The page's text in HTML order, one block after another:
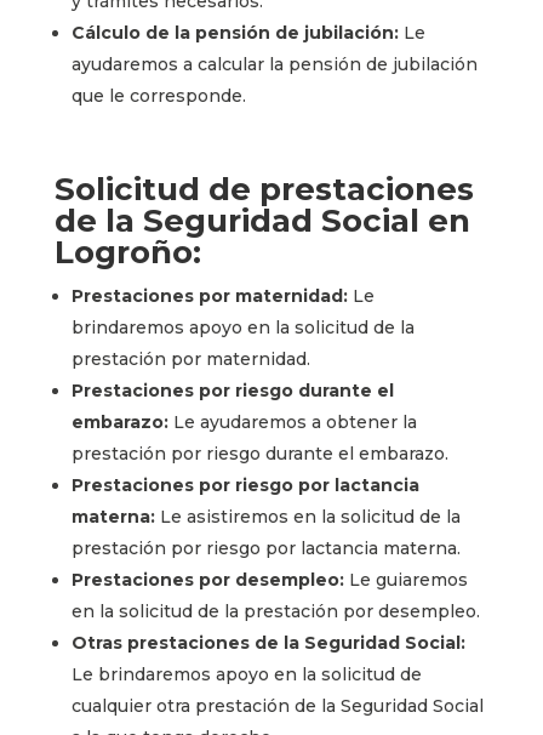
Cálculo de la pensión de jubilación:Le
ayudaremos a calcular la pensión de jubilación
que le corresponde.
Solicitud de prestaciones
de la Seguridad Social en
Logroño:
Prestaciones por maternidad:Le
brindaremos apoyo en la solicitud de la
prestación por maternidad.
Prestaciones por riesgo durante el
embarazo:Le ayudaremos a obtener la
prestación por riesgo durante el embarazo.
Prestaciones por riesgo por lactancia
materna:Le asistiremos en la solicitud de la
prestación por riesgo por lactancia materna.
Prestaciones por desempleo:Le guiaremos
en la solicitud de la prestación por desempleo.
Otras prestaciones de la Seguridad Social:
Le brindaremos apoyo en la solicitud de
cualquier otra prestación de la Seguridad Social